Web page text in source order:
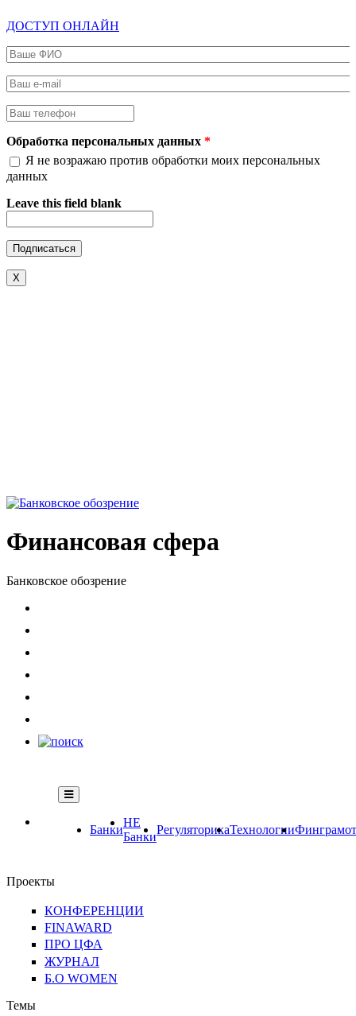
ДОСТУП ОНЛАЙН
Ваше ФИО
Ваш e-mail
Ваш телефон
Обработка персональных данных *
Я не возражаю против обработки моих персональных
данных
Leave this field blank
X
Финансовая сфера
Банковское обозрение
Банки
НЕ
Банки
РегуляторикаТехнологии
Проекты
КОНФЕРЕНЦИИ
FINAWARD
ПРО ЦФА
ЖУРНАЛ
Б.О WOMEN
Темы